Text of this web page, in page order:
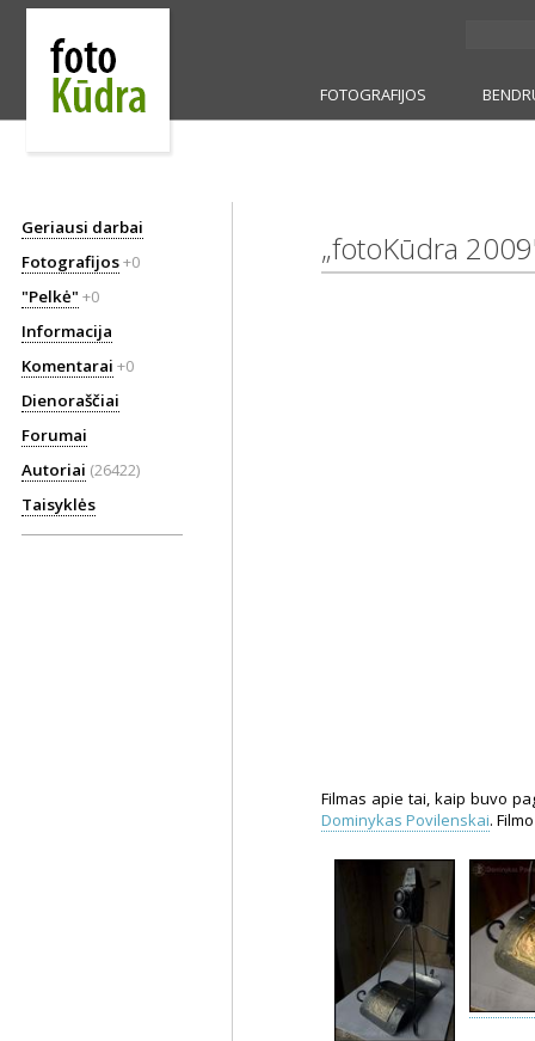
FOTOGRAFIJOS
Geriausi darbai
Fotografijos+0
"Pelkė" +0
Informacija
Komentarai +0
Dienoraščiai
Forumai
Autoriai (26422)
Taisyklės
„fotoKūdra
Filmas apie tai, kaip buvo
Dominykas Povilenskai.